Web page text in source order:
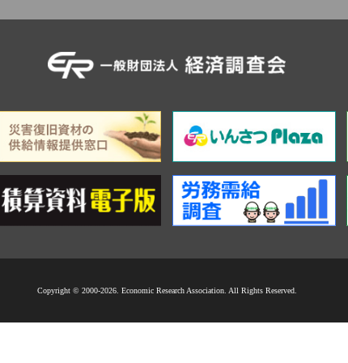
Copyright © 2000-2026. Economic Research Association. All Rights Reserved.